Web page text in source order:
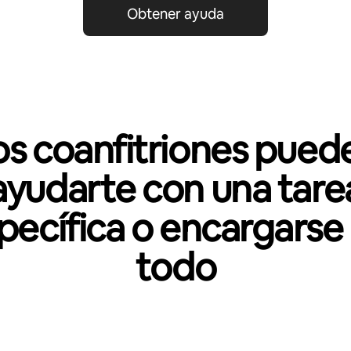
Obtener ayuda
coanfitriones
con una
o
todo